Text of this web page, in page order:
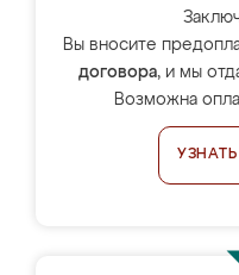
Вы вносите
договора, и мы
Возможна